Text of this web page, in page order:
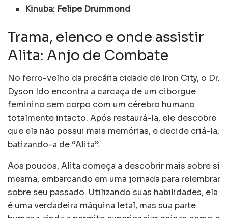
Kinuba: Felipe Drummond
Trama, elenco e onde assistir
Alita: Anjo de Combate
No ferro-velho da precária cidade de Iron City, o Dr.
Dyson Ido encontra a carcaça de um ciborgue
feminino sem corpo com um cérebro humano
totalmente intacto. Após restaurá-la, ele descobre
que ela não possui mais memórias, e decide criá-la,
batizando-a de “Alita”.
Aos poucos, Alita começa a descobrir mais sobre si
mesma, embarcando em uma jornada para relembrar
sobre seu passado. Utilizando suas habilidades, ela
é uma verdadeira máquina letal, mas sua parte